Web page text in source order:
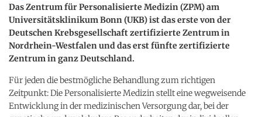
Das Zentrum für Personalisierte Medizin (ZPM) am
Universitätsklinikum Bonn (UKB) ist das erste von der
Deutschen Krebsgesellschaft zertifizierte Zentrum in
Nordrhein-Westfalen und das erst fünfte zertifizierte
Zentrum in ganz Deutschland.
Für jeden die bestmögliche Behandlung zum richtigen
Zeitpunkt: Die Personalisierte Medizin stellt eine wegweisende
Entwicklung in der medizinischen Versorgung dar, bei der